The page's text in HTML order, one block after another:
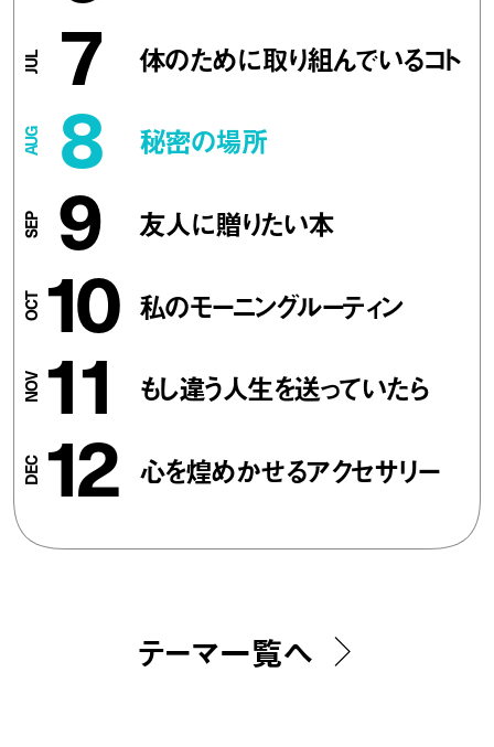
7 体のために取り組んでいるコト
8 秘密の場所
9 友人に贈りたい本
10 私のモーニングルーティン
11 もし違う人生を送っていたら
12 心を煌めかせるアクセサリー
テーマ一覧へ